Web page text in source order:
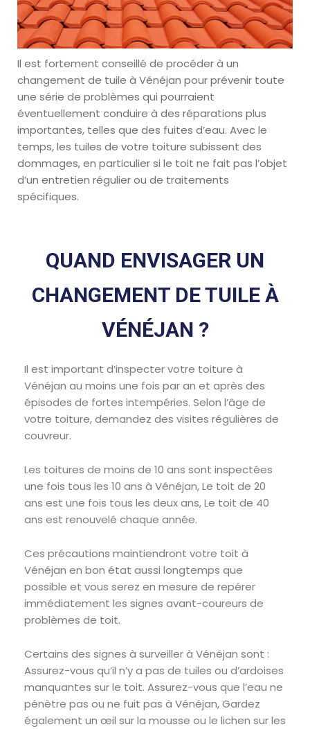
Il est fortement conseillé de procéder à un
changement de tuile à Vénéjan pour prévenir toute
une série de problèmes qui pourraient
éventuellement conduire à des réparations plus
importantes, telles que des fuites d’eau. Avec le
temps, les tuiles de votre toiture subissent des
dommages, en particulier si le toit ne fait pas l’objet
d’un entretien régulier ou de traitements
spécifiques.
QUAND ENVISAGER UN
CHANGEMENT DE TUILE À
VÉNÉJAN ?
Il est important d’inspecter votre toiture à
Vénéjan au moins une fois par an et après des
épisodes de fortes intempéries. Selon l’âge de
votre toiture, demandez des visites régulières de
couvreur.
Les toitures de moins de 10 ans sont inspectées
une fois tous les 10 ans à Vénéjan, Le toit de 20
ans est une fois tous les deux ans, Le toit de 40
ans est renouvelé chaque année.
Ces précautions maintiendront votre toit à
Vénéjan en bon état aussi longtemps que
possible et vous serez en mesure de repérer
immédiatement les signes avant-coureurs de
problèmes de toit.
Certains des signes à surveiller à Vénéjan sont :
Assurez-vous qu’il n’y a pas de tuiles ou d’ardoises
manquantes sur le toit. Assurez-vous que l’eau ne
pénètre pas ou ne fuit pas à Vénéjan, Gardez
également un œil sur la mousse ou le lichen sur les